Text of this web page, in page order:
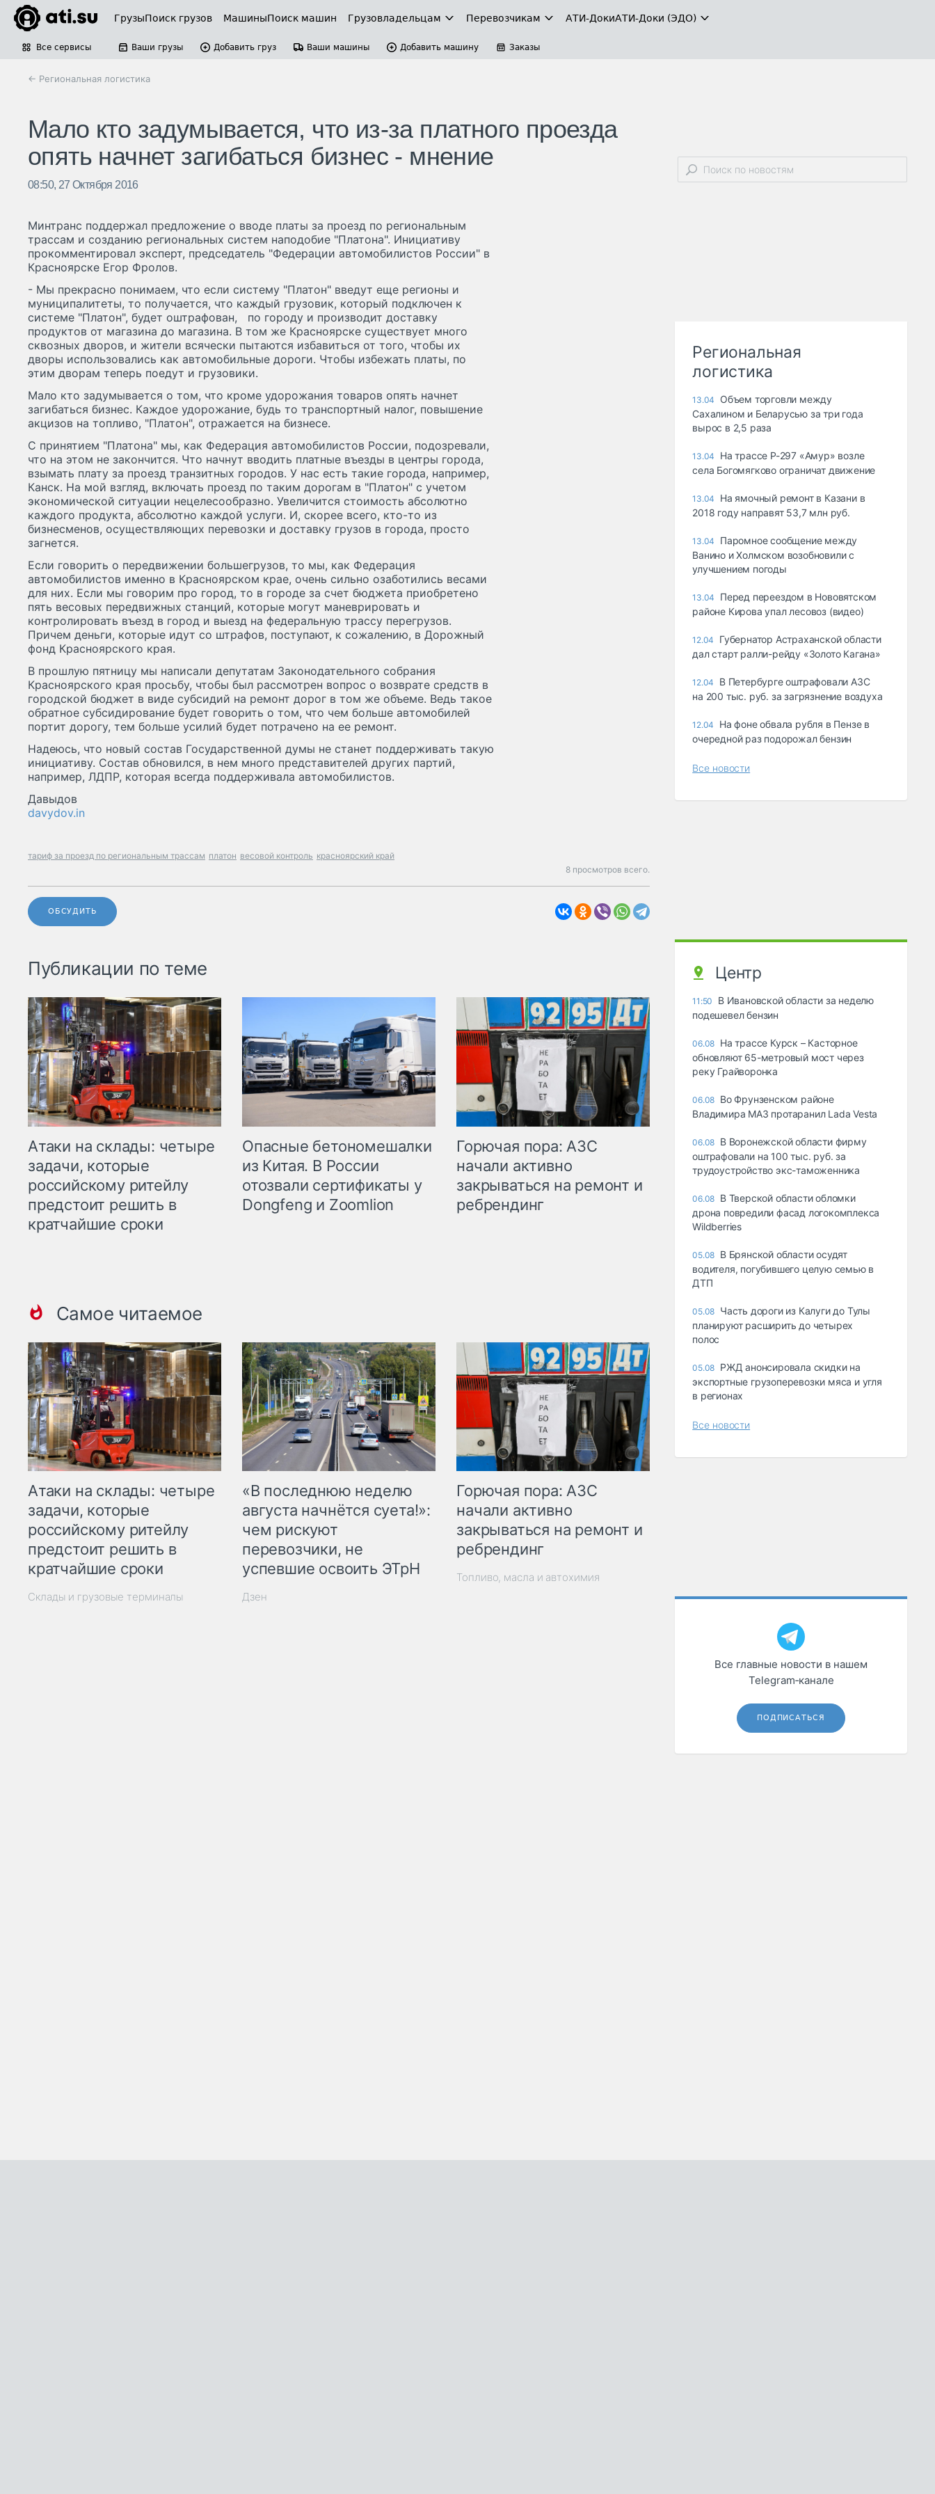
ГрузыПоиск грузов МашиныПоиск машин Грузовладельцам Перевозчикам АТИ-ДокиАТИ-Доки (ЭДО)
Все сервисы Ваши грузы Добавить груз Ваши машины Добавить машину Заказы
← Региональная логистика
Мало кто задумывается, что из-за платного проезда
опять начнет загибаться бизнес - мнение
08:50, 27 Октября 2016
Минтранс поддержал предложение о вводе платы за проезд по региональным
трассам и созданию региональных систем наподобие "Платона". Инициативу
прокомментировал эксперт, председатель "Федерации автомобилистов России" в
Красноярске Егор Фролов.
- Мы прекрасно понимаем, что если систему "Платон" введут еще регионы и
муниципалитеты, то получается, что каждый грузовик, который подключен к
системе "Платон", будет оштрафован, по городу и производит доставку
продуктов от магазина до магазина. В том же Красноярске существует много
сквозных дворов, и жители всячески пытаются избавиться от того, чтобы их
дворы использовались как автомобильные дороги. Чтобы избежать платы, по
этим дворам теперь поедут и грузовики.
Мало кто задумывается о том, что кроме удорожания товаров опять начнет
загибаться бизнес. Каждое удорожание, будь то транспортный налог, повышение
акцизов на топливо, "Платон", отражается на бизнесе.
С принятием "Платона" мы, как Федерация автомобилистов России, подозревали,
что на этом не закончится. Что начнут вводить платные въезды в центры города,
взымать плату за проезд транзитных городов. У нас есть такие города, например,
Канск. На мой взгляд, включать проезд по таким дорогам в "Платон" с учетом
экономической ситуации нецелесообразно. Увеличится стоимость абсолютно
каждого продукта, абсолютно каждой услуги. И, скорее всего, кто-то из
бизнесменов, осуществляющих перевозки и доставку грузов в города, просто
загнется.
Если говорить о передвижении большегрузов, то мы, как Федерация
автомобилистов именно в Красноярском крае, очень сильно озаботились весами
для них. Если мы говорим про город, то в городе за счет бюджета приобретено
пять весовых передвижных станций, которые могут маневрировать и
контролировать въезд в город и выезд на федеральную трассу перегрузов.
Причем деньги, которые идут со штрафов, поступают, к сожалению, в Дорожный
фонд Красноярского края.
В прошлую пятницу мы написали депутатам Законодательного собрания
Красноярского края просьбу, чтобы был рассмотрен вопрос о возврате средств в
городской бюджет в виде субсидий на ремонт дорог в том же объеме. Ведь такое
обратное субсидирование будет говорить о том, что чем больше автомобилей
портит дорогу, тем больше усилий будет потрачено на ее ремонт.
Надеюсь, что новый состав Государственной думы не станет поддерживать такую
инициативу. Состав обновился, в нем много представителей других партий,
например, ЛДПР, которая всегда поддерживала автомобилистов.
Давыдов
davydov.in
тариф за проезд по региональным трассам платон весовой контроль красноярский край
8 просмотров всего.
ОБСУДИТЬ
Публикации по теме
Атаки на склады: четыре
задачи, которые
российскому ритейлу
предстоит решить в
кратчайшие сроки
Опасные бетономешалки
из Китая. В России
отозвали сертификаты у
Dongfeng и Zoomlion
Горючая пора: АЗС
начали активно
закрываться на ремонт и
ребрендинг
Самое читаемое
Атаки на склады: четыре
задачи, которые
российскому ритейлу
предстоит решить в
кратчайшие сроки
Склады и грузовые терминалы
«В последнюю неделю
августа начнётся суета!»:
чем рискуют
перевозчики, не
успевшие освоить ЭТрН
Дзен
Горючая пора: АЗС
начали активно
закрываться на ремонт и
ребрендинг
Топливо, масла и автохимия
Региональная
логистика
13.04
Объем торговли между
Сахалином и Беларусью за три года
вырос в 2,5 раза
13.04
На трассе Р-297 «Амур» возле
села Богомягково ограничат движение
13.04
На ямочный ремонт в Казани в
2018 году направят 53,7 млн руб.
13.04
Паромное сообщение между
Ванино и Холмском возобновили с
улучшением погоды
13.04
Перед переездом в Нововятском
районе Кирова упал лесовоз (видео)
12.04
Губернатор Астраханской области
дал старт ралли-рейду «Золото Кагана»
12.04
В Петербурге оштрафовали АЗС
на 200 тыс. руб. за загрязнение воздуха
12.04
На фоне обвала рубля в Пензе в
очередной раз подорожал бензин
Все новости
Центр
11:50
В Ивановской области за неделю
подешевел бензин
06.08 На трассе Курск – Касторное
обновляют 65-метровый мост через
реку Грайворонка
06.08 Во Фрунзенском районе
Владимира МАЗ протаранил Lada Vesta
06.08 В Воронежской области фирму
оштрафовали на 100 тыс. руб. за
трудоустройство экс-таможенника
06.08 В Тверской области обломки
дрона повредили фасад логокомплекса
Wildberries
05.08 В Брянской области осудят
водителя, погубившего целую семью в
ДТП
05.08 Часть дороги из Калуги до Тулы
планируют расширить до четырех
полос
05.08 РЖД анонсировала скидки на
экспортные грузоперевозки мяса и угля
в регионах
Все новости
Все главные новости в нашем
Telegram‑канале
ПОДПИСАТЬСЯ